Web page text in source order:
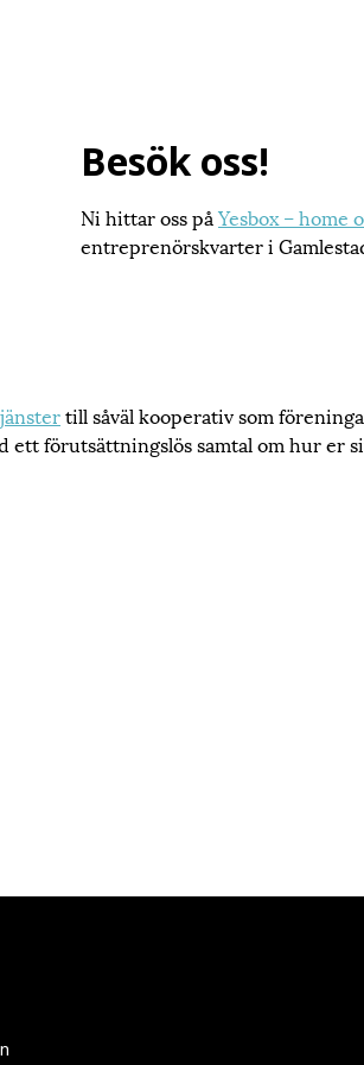
Besök oss!
Ni hittar oss påYesbox – home
entreprenörskvarter i
till såväl kooperativ som
förutsättningslös samtal om hur er